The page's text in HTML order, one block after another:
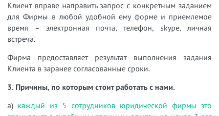
Клиент вправе направить запрос с конкретным заданием
для Фирмы в любой удобной ему форме и приемлемое
время – электронная почта, телефон, skype, личная
встреча.
Фирма предоставляет результат выполнения задания
Клиента в заранее согласованные сроки.
3. Причины, по которым стоит работать с нами.
а) каждый из 5 сотрудников юридической фирмы это